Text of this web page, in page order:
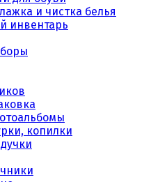
и чистка белья
инвентарь
копилки